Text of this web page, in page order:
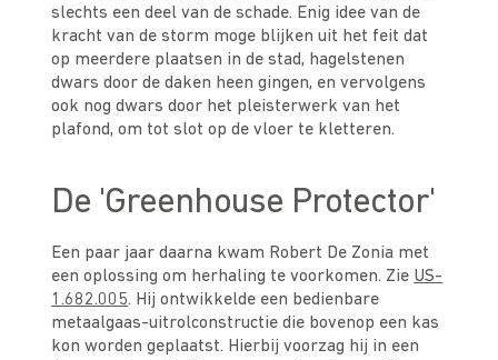
slechts een deel van de schade. Enig idee van de
kracht van de storm moge blijken uit het feit dat
op meerdere plaatsen in de stad, hagelstenen
dwars door de daken heen gingen, en vervolgens
ook nog dwars door het pleisterwerk van het
plafond, om tot slot op de vloer te kletteren.
De 'Greenhouse Protector'
Een paar jaar daarna kwam Robert De Zonia met
een oplossing om herhaling te voorkomen. Zie US-
1.682.005. Hij ontwikkelde een bedienbare
metaalgaas-uitrolconstructie die bovenop een kas
kon worden geplaatst. Hierbij voorzag hij in een